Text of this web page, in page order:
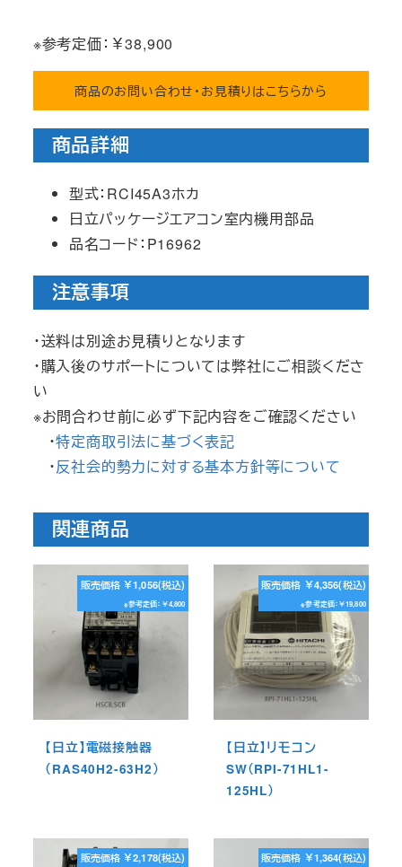
※参考定価：￥38,900
商品のお問い合わせ・お見積りはこちらから
商品詳細
型式：RCI45A3ホカ
日立パッケージエアコン室内機用部品
品名コード：P16962
注意事項
・送料は別途お見積りとなります
・購入後のサポートについては弊社にご相談くださ
い
※お問合わせ前に必ず下記内容をご確認ください
・特定商取引法に基づく表記
・反社会的勢力に対する基本方針等について
関連商品
販売価格 ￥1,056(税込)
※参考定価：￥4,800
【日立】電磁接触器
（RAS40H2-63H2）
販売価格 ￥4,356(税込)
※参考定価：￥19,800
【日立】リモコン
SW（RPI-71HL1-
125HL）
販売価格 ￥2,178(税込) 販売価格 ￥1,364(税込)